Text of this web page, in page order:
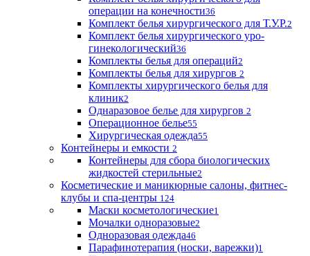
операции на конечности36
Комплект белья хирургического для Т.У.Р.2
Комплект белья хирургического уро-
гинекологический36
Комплекты белья для операций2
Комплекты белья для хирургов 2
Комплекты хирургического белья для
клиник2
Однаразовое белье для хирургов 2
Операционное белье55
Хирургическая одежда55
Контейнеры и емкости 2
Контейнеры для сбора биологических
жидкостей стерильные2
Косметические и маникюрные салоны, фитнес-
клубы и спа-центры 124
Маски косметологические1
Мочалки одноразовые2
Одноразовая одежда46
Парафинотерапия (носки, варежки)1